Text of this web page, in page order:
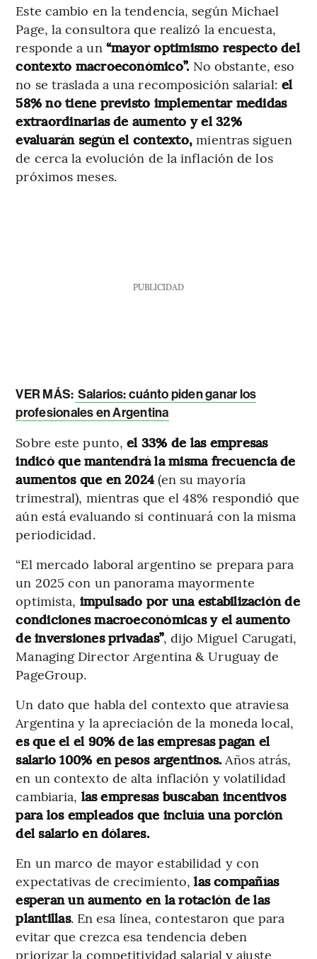
Este cambio en la tendencia, según Michael
Page, la consultora que realizó la encuesta,
responde a un “mayor optimismo respecto del
contexto macroeconómico”. No obstante, eso
no se traslada a una recomposición salarial: el
58% no tiene previsto implementar medidas
extraordinarias de aumento y el 32%
evaluarán según el contexto,mientras siguen
de cerca la evolución de la inflación de los
próximos meses.
PUBLICIDAD
VER MÁS: Salarios: cuánto piden ganar los
profesionales en Argentina
Sobre este punto,el 33% de las empresas
indicó que mantendrá la misma frecuencia de
aumentos que en 2024(en su mayoría
trimestral), mientras que el 48% respondió que
aún está evaluando si continuará con la misma
periodicidad.
“El mercado laboral argentino se prepara para
un 2025 con un panorama mayormente
optimista, impulsado por una estabilización de
condiciones macroeconómicas y el aumento
de inversiones privadas”, dijo Miguel Carugati,
Managing Director Argentina & Uruguay de
PageGroup.
Un dato que habla del contexto que atraviesa
Argentina y la apreciación de la moneda local,
es que el el 90% de las empresas pagan el
salario 100% en pesos argentinos. Años atrás,
en un contexto de alta inflación y volatilidad
cambiaria, las empresas buscaban incentivos
para los empleados que incluía una porción
del salario en dólares.
En un marco de mayor estabilidad y con
expectativas de crecimiento,las compañías
esperan un aumento en la rotación de las
plantillas. En esa línea, contestaron que para
evitar que crezca esa tendencia deben
priorizar la competitividad salarial y ajuste